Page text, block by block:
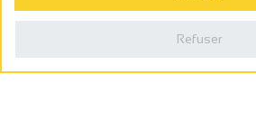
Politique de confidentialitéRefuser